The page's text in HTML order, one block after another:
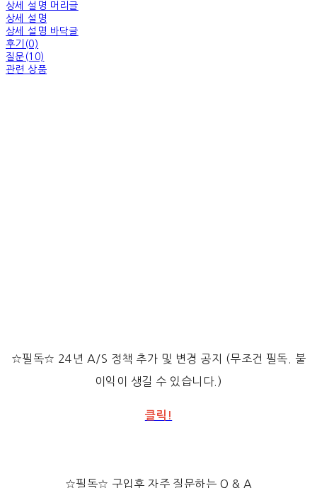
상세 설명 머리글
상세 설명
상세 설명 바닥글
후기(0)
질문(10)
관련 상품
☆필독☆ 24년 A/S 정책 추가 및 변경 공지 (무조건 필독. 불
이익이 생길 수 있습니다.)
클릭!
☆필독☆ 구입후 자주 질문하는 Q & A